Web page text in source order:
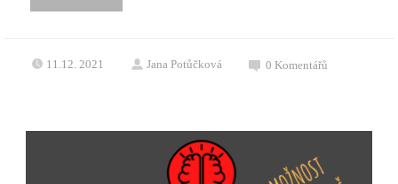
11.12. 2021 Jana Potůčková 0Komentářů